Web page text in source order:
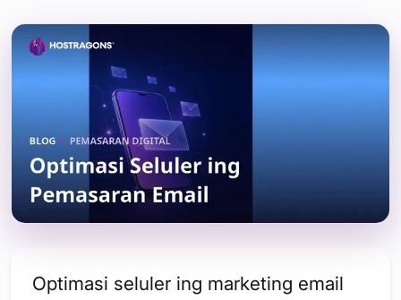
Optimasi seluler ing marketing email